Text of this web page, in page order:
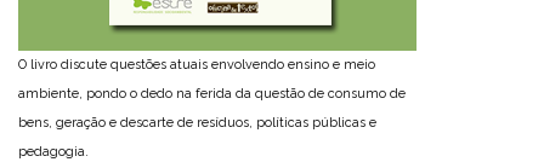
O livro discute questões atuais envolvendo ensino e meio
ambiente, pondo o dedo na ferida da questão de consumo de
bens, geração e descarte de resíduos, políticas públicas e
pedagogia.